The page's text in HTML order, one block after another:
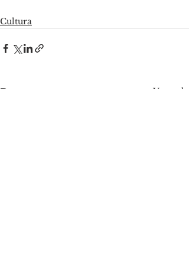
Cultura
Posts recentes Ver tudo